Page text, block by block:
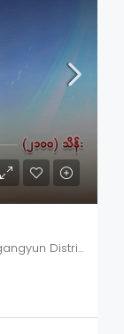
Yathawady Street, South Okkalapa, Thingangyun District, Yangon City, Yangon, 11090, Myanmar